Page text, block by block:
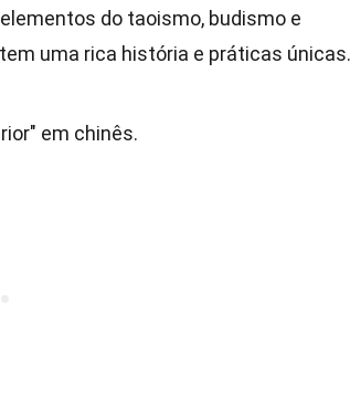
do taoismo, budismo e
uma rica história e práticas únicas.
em chinês.